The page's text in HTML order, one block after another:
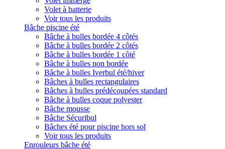
Volet à batterie
Voir tous les produits
Bâche piscine été
Bâche à bulles bordée 4 côtés
Bâche à bulles bordée 2 côtés
Bâche à bulles bordée 1 côté
Bâche à bulles non bordée
Bâche à bulles Iverbul été/hiver
Bâches à bulles rectangulaires
Bâches à bulles prédécoupées standard
Bâche à bulles coque polyester
Bâche mousse
Bâche Sécuribul
Bâches été pour piscine hors sol
Voir tous les produits
Enrouleurs bâche été